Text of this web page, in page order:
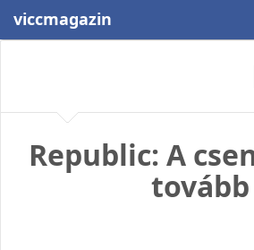
viccmagazin
Republic: A
tovább